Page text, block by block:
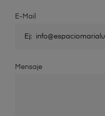
E-Mail
Mensaje